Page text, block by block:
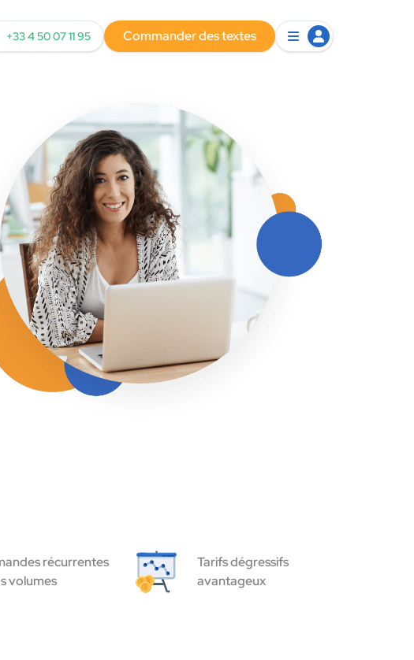
+33 4 50 07 11 95 Commander des textes
récurrentes
volumes
Tarifs dégressifs
avantageux